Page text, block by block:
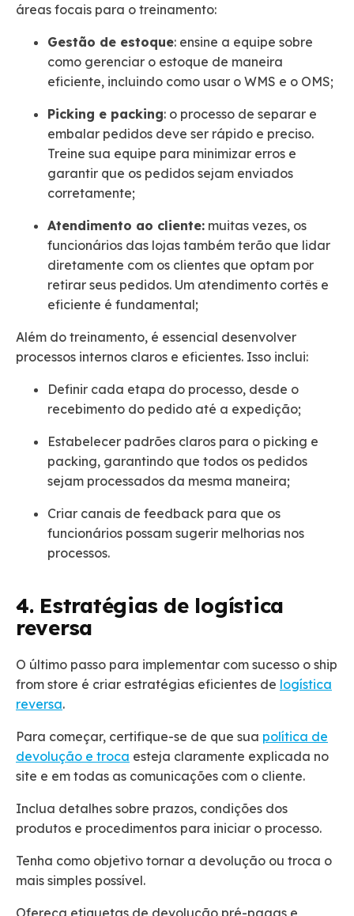
áreas focais para o treinamento:
Gestão de estoque: ensine a equipe sobre
como gerenciar o estoque de maneira
eficiente, incluindo como usar o WMS e o OMS;
Picking e packing: o processo de separar e
embalar pedidos deve ser rápido e preciso.
Treine sua equipe para minimizar erros e
garantir que os pedidos sejam enviados
corretamente;
Atendimento ao cliente: muitas vezes, os
funcionários das lojas também terão que lidar
diretamente com os clientes que optam por
retirar seus pedidos. Um atendimento cortês e
eficiente é fundamental;
Além do treinamento, é essencial desenvolver
processos internos claros e eficientes. Isso inclui:
Definir cada etapa do processo, desde o
recebimento do pedido até a expedição;
Estabelecer padrões claros para o picking e
packing, garantindo que todos os pedidos
sejam processados da mesma maneira;
Criar canais de feedback para que os
funcionários possam sugerir melhorias nos
processos.
4. Estratégias de logística
reversa
O último passo para implementar com sucesso o ship
from store é criar estratégias eficientes de logística
reversa.
Para começar, certifique-se de que sua política de
devolução e troca esteja claramente explicada no
site e em todas as comunicações com o cliente.
Inclua detalhes sobre prazos, condições dos
produtos e procedimentos para iniciar o processo.
Tenha como objetivo tornar a devolução ou troca o
mais simples possível.
Ofereça etiquetas de devolução pré-pagas e